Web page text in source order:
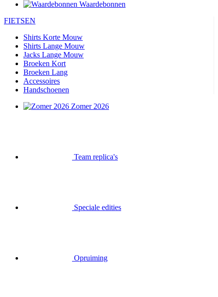
Waardebonnen
FIETSEN
Shirts Korte Mouw
Shirts Lange Mouw
Jacks Lange Mouw
Broeken Kort
Broeken Lang
Accessoires
Handschoenen
Zomer 2026
Team replica's
Speciale edities
Opruiming